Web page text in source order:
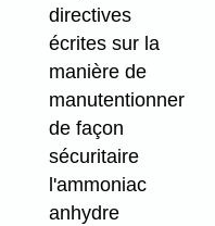
directives
écrites sur la
manière de
manutentionner
de façon
sécuritaire
l'ammoniac
anhydre